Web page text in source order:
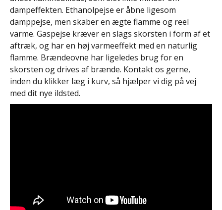
dampeffekten. Ethanolpejse er åbne ligesom
damppejse, men skaber en ægte flamme og reel
varme. Gaspejse kræver en slags skorsten i form af et
aftræk, og har en høj varmeeffekt med en naturlig
flamme. Brændeovne har ligeledes brug for en
skorsten og drives af brænde. Kontakt os gerne,
inden du klikker læg i kurv, så hjælper vi dig på vej
med dit nye ildsted.